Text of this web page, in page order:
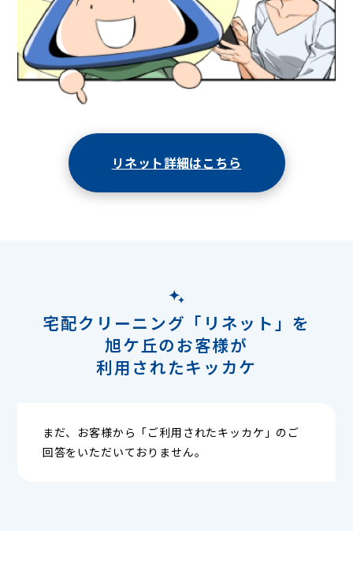
リネット詳細はこちら
宅配クリーニング「リネット」を
旭ケ丘のお客様が
利用されたキッカケ
まだ、お客様から「ご利用されたキッカケ」のご
回答をいただいておりません。